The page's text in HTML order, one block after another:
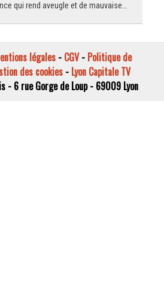
qui rend aveugle et de mauvaise…
légales - CGV- Politique de
des cookies- Lyon Capitale TV
- 6 rue Gorge de Loup - 69009 Lyon